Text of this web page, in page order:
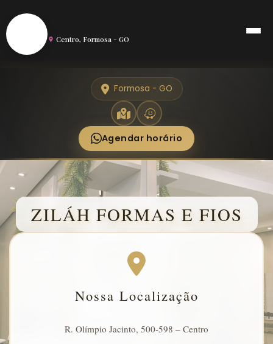
Centro, Formosa - GO
Formosa - GO
Agendar horário
ZILÁH FORMAS E FIOS
Nossa Localização
R. Olímpio Jacinto, 500-598 – Centro